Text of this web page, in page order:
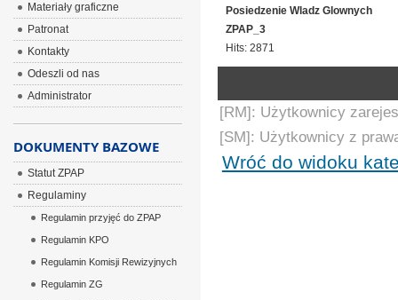
Posiedzenie Wladz Glownych
ZPAP_3
Hits: 2871
[RM]: Użytkownicy
[SM]: Użytkownicy z
Wróć do widoku
Materiały graficzne
Patronat
Kontakty
Odeszli od nas
Administrator
DOKUMENTY BAZOWE
Statut ZPAP
Regulaminy
Regulamin przyjęć do ZPAP
Regulamin KPO
Regulamin Komisji Rewizyjnych
Regulamin ZG